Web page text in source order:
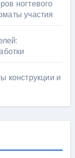
ногтевого
участия
конструкции и